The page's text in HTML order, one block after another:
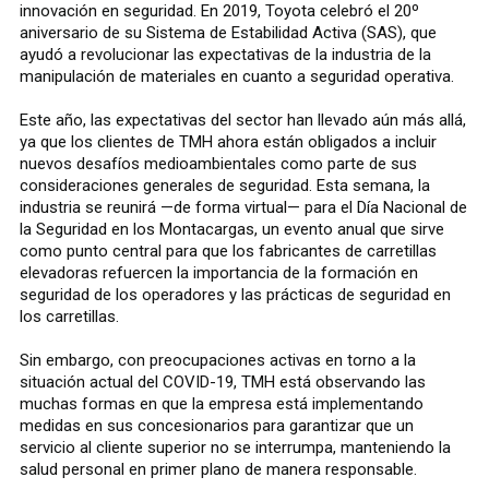
innovación en seguridad. En 2019, Toyota celebró el 20º
aniversario de su Sistema de Estabilidad Activa (SAS), que
ayudó a revolucionar las expectativas de la industria de la
manipulación de materiales en cuanto a seguridad operativa.
Este año, las expectativas del sector han llevado aún más allá,
ya que los clientes de TMH ahora están obligados a incluir
nuevos desafíos medioambientales como parte de sus
consideraciones generales de seguridad. Esta semana, la
industria se reunirá —de forma virtual— para el Día Nacional de
la Seguridad en los Montacargas, un evento anual que sirve
como punto central para que los fabricantes de carretillas
elevadoras refuercen la importancia de la formación en
seguridad de los operadores y las prácticas de seguridad en
los carretillas.
Sin embargo, con preocupaciones activas en torno a la
situación actual del COVID-19, TMH está observando las
muchas formas en que la empresa está implementando
medidas en sus concesionarios para garantizar que un
servicio al cliente superior no se interrumpa, manteniendo la
salud personal en primer plano de manera responsable.